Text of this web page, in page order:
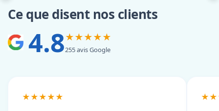
Ce que disent nos clients
4.8★★★★★
255 avis Google
★★★★★